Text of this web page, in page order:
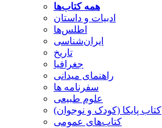
همه کتاب‌ها
ادبیات و داستان
اطلس‌ها
ایران‌شناسی
تاریخ
جغرافیا
راهنمای میدانی
سفرنامه‌ ها
علوم طبیعی
کتاب‌ پایکا (کودک و نوجوان)
کتاب‌های عمومی